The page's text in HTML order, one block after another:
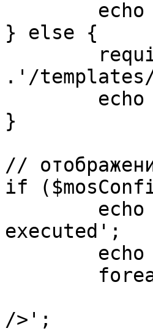
} else {
.'/
}
//
if
executed';
/>';